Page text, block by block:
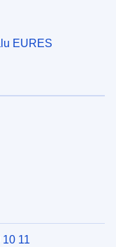
EURES
11